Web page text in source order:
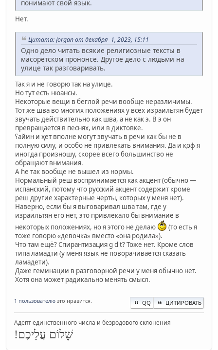
понимают свой язык.
Нет.
Цитата: Jorgan от декабря 1, 2023, 15:11
Одно дело читать всякие религиозные тексты в
масоретском прононсе. Другое дело с людьми на
улице так разговаривать.
Так я и не говорю так на улице.
Но тут есть нюансы.
Некоторые вещи в беглой речи вообще неразличимы.
Тот же шва во многих положениях у всех израильтян будет
звучать действительно как шва, а не как э. В э он
превращается в песнях, или в диктовке.
ʕайин и ҳет вполне могут звучать в речи как бы не в
полную силу, и особо не привлекать внимания. Да и қоф я
иногда произношу, скорее всего большинство не
обращают внимания.
А ɦе так вообще не вышел из нормы.
Нормальный реш воспринимается как акцент (обычно —
испанский, потому что русский акцент содержит кроме
реш другие характерные черты, которых у меня нет).
Наверно, если бы я выговаривал шва там, где у
израильтян его нет, это привлекало бы внимание в
некоторых положениях, но я этого не делаю
(то есть я
тоже говорю «девочка» вместо «она родила»).
Что там ещё? Спирантизация g d t? Тоже нет. Кроме слов
типа ламадти (у меня язык не поворачивается сказать
ламадети).
Даже геминации в разговорной речи у меня обычно нет.
Хотя она может радикально менять смысл.
1 пользователю это нравится. QQ ЦИТИРОВАТЬ
Адепт единственного числа и безродового склонения
שָׁלוֹם עֲלֵיכֶם!